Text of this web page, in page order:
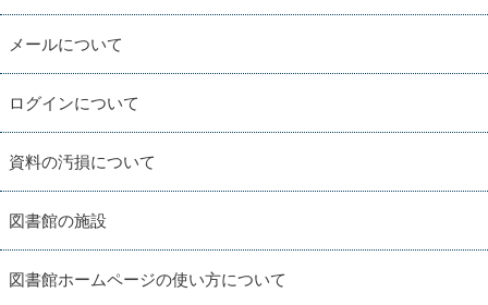
メールについて
ログインについて
資料の汚損について
図書館の施設
図書館ホームページの使い方について